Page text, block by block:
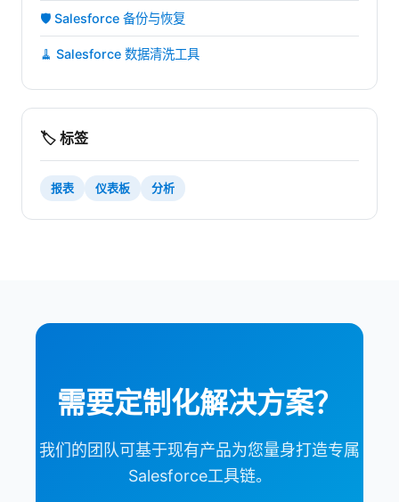
🛡️ Salesforce 备份与恢复
🧹 Salesforce 数据清洗工具
🏷️ 标签
报表 仪表板 分析
需要定制化解决方案？
我们的团队可基于现有产品为您量身打造专属
Salesforce工具链。